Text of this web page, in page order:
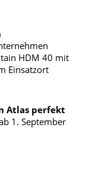
HDM 40 mit
Einsatzort
Atlas perfekt
1. September